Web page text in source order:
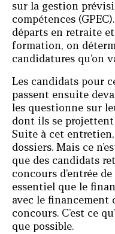
sur la gestion
compétences
départs en retraite
formation, on
candidatures qu’on
Les candidats pour
passent ensuite
les questionne sur
dont ils se
Suite à cet
dossiers. Mais ce
que des candidats
concours d’entrée
essentiel que le
avec le financement
concours. C’est ce
que possible.